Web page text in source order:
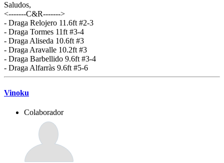
Saludos,
<-------C&R------->
- Draga Relojero 11.6ft #2-3
- Draga Tormes 11ft #3-4
- Draga Aliseda 10.6ft #3
- Draga Aravalle 10.2ft #3
- Draga Barbellido 9.6ft #3-4
- Draga Alfarràs 9.6ft #5-6
Vinoku
Colaborador